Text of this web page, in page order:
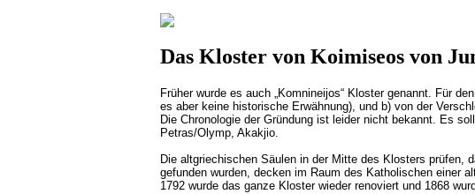
Das Kloster von Koimiseos von
Früher wurde es auch „Komnineijos“ Kloster genannt. Für
es aber keine historische Erwähnung), und b) von der
Die Chronologie der Gründung ist leider nicht bekannt. Es
Petras/Olymp, Akakjio.
Die altgriechischen Säulen in der Mitte des Klosters prüfen,
gefunden wurden, decken im Raum des Katholischen einer
1792 wurde das ganze Kloster wieder renoviert und 1868